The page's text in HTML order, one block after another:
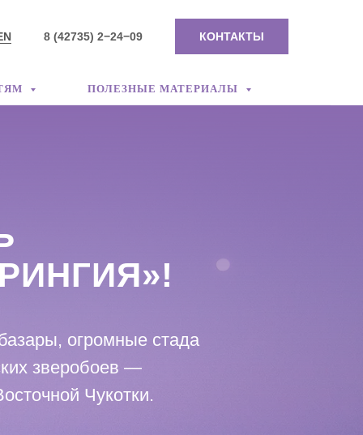
8 (42735) 2−24−09 КОНТАКТЫ
ПОЛЕЗНЫЕ МАТЕРИАЛЫ
огромные стада
зверобоев —
Чукотки.